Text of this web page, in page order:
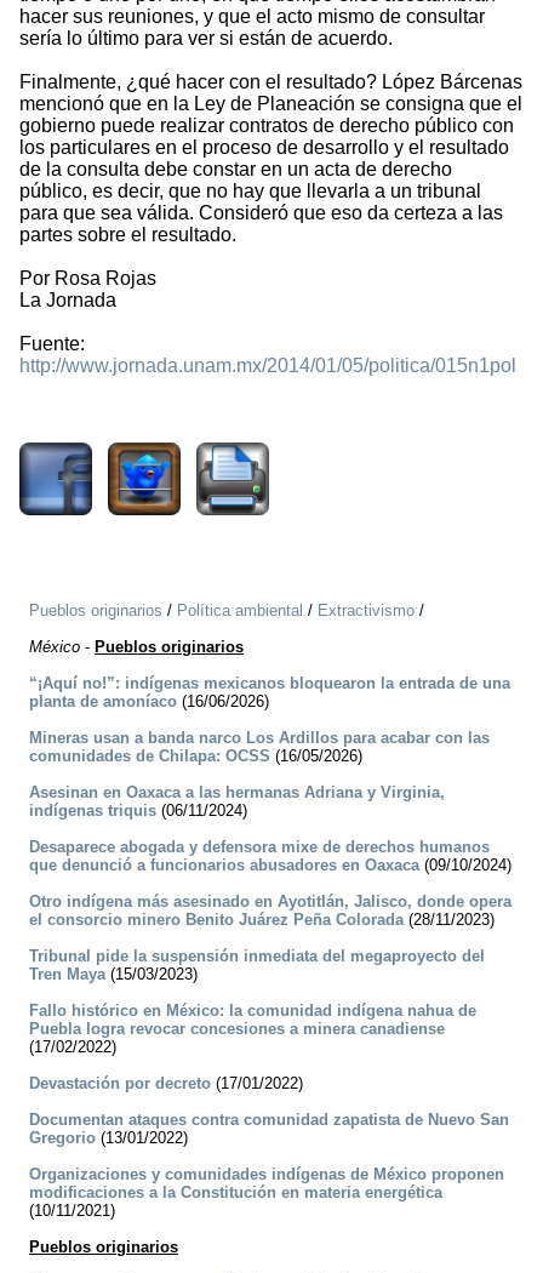
hacer sus reuniones, y que el acto mismo de consultar
sería lo último para ver si están de acuerdo.
Finalmente, ¿qué hacer con el resultado? López Bárcenas
mencionó que en la Ley de Planeación se consigna que el
gobierno puede realizar contratos de derecho público con
los particulares en el proceso de desarrollo y el resultado
de la consulta debe constar en un acta de derecho
público, es decir, que no hay que llevarla a un tribunal
para que sea válida. Consideró que eso da certeza a las
partes sobre el resultado.
Por Rosa Rojas
La Jornada
Fuente:
http://www.jornada.unam.mx/2014/01/05/politica/015n1pol
Pueblos originarios / Política ambiental / Extractivismo /
México - Pueblos originarios
“¡Aquí no!”: indígenas mexicanos bloquearon la entrada de una
planta de amoníaco (16/06/2026)
Mineras usan a banda narco Los Ardillos para acabar con las
comunidades de Chilapa: OCSS (16/05/2026)
Asesinan en Oaxaca a las hermanas Adriana y Virginia,
indígenas triquis (06/11/2024)
Desaparece abogada y defensora mixe de derechos humanos
que denunció a funcionarios abusadores en Oaxaca(09/10/2024)
Otro indígena más asesinado en Ayotitlán, Jalisco, donde opera
el consorcio minero Benito Juárez Peña Colorada(28/11/2023)
Tribunal pide la suspensión inmediata del megaproyecto del
Tren Maya(15/03/2023)
Fallo histórico en México: la comunidad indígena nahua de
Puebla logra revocar concesiones a minera canadiense
(17/02/2022)
Devastación por decreto (17/01/2022)
Documentan ataques contra comunidad zapatista de Nuevo San
Gregorio (13/01/2022)
Organizaciones y comunidades indígenas de México proponen
modificaciones a la Constitución en materia energética
(10/11/2021)
Pueblos originarios